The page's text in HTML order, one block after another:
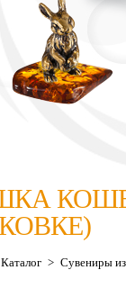
Каталог > Сувениры